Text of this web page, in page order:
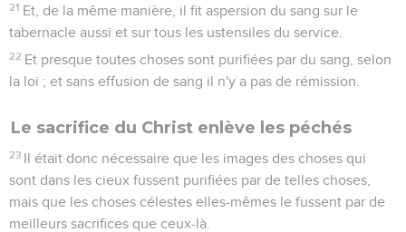
21 Et, de la même manière, il fit aspersion du sang sur le
tabernacle aussi et sur tous les ustensiles du service.
22 Et presque toutes choses sont purifiées par du sang, selon
la loi ; et sans effusion de sang il n'y a pas de rémission.
Le sacrifice du Christ enlève les péchés
23 Il était donc nécessaire que les images des choses qui
sont dans les cieux fussent purifiées par de telles choses,
mais que les choses célestes elles-mêmes le fussent par de
meilleurs sacrifices que ceux-là.